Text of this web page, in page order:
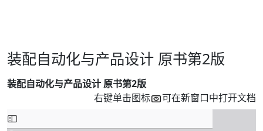
装配自动化与产品设计 原书第2版
装配自动化与产品设计 原书第2版
右键单击图标
可在新窗口中打开文档